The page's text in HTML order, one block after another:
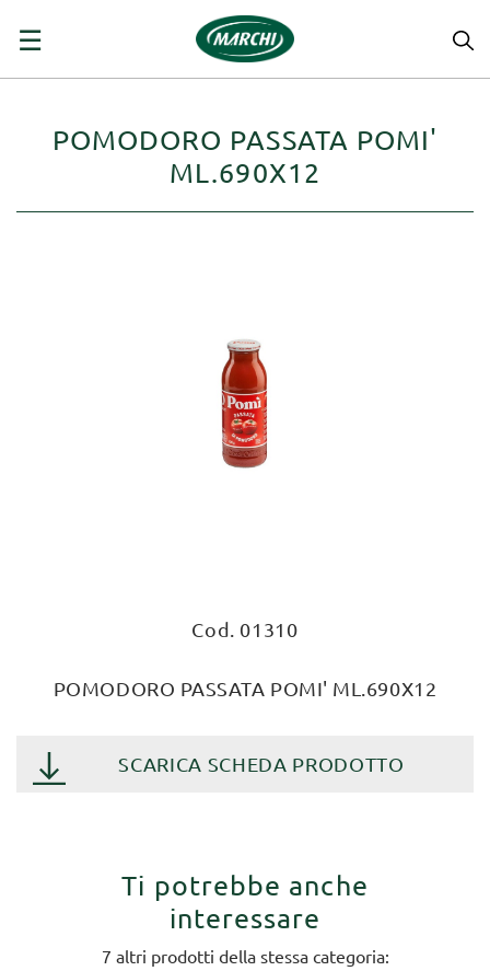
navigazione
☰
POMODORO PASSATA POMI'
ML.690X12
Cod. 01310
POMODORO PASSATA POMI' ML.690X12
SCARICA SCHEDA PRODOTTO
Ti potrebbe anche
interessare
7 altri prodotti della stessa categoria: